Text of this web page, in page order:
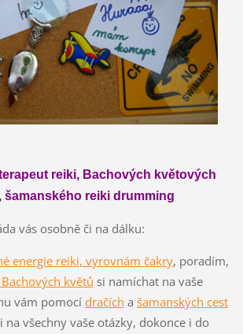
reiki, Bachových květových
šamanského reiki drumming
vás osobně či na dálku:
energie reiki, vyrovnám čakry, poradím,
květů si namíchat na vaše
vám pomocí dračích a šamanských cest
na všechny vaše otázky, dokonce i do